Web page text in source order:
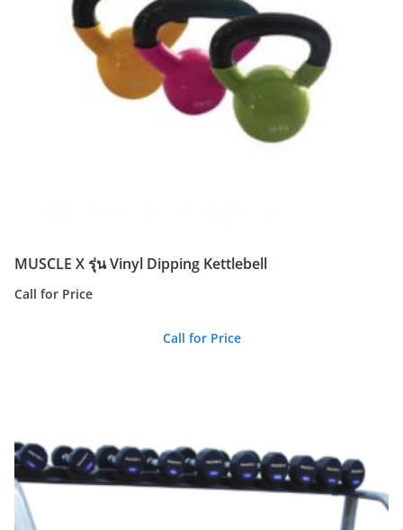
MUSCLE X รุ่น Vinyl Dipping Kettlebell
Call for Price
Call for Price